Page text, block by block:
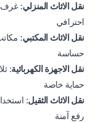
نقل الاثاث المنزلي: غرف
احترافي
نقل الاثاث المكتبي:
حساسة
نقل الاجهزة الكهربائية:
حماية خاصة
نقل الاثاث الثقيل:
رفع آمنة